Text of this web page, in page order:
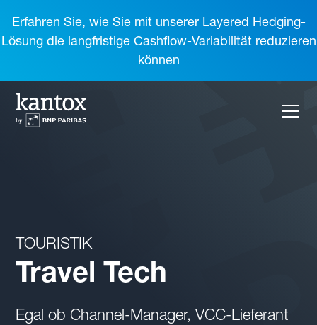
Erfahren Sie, wie Sie mit unserer Layered Hedging-
Lösung die langfristige Cashflow-Variabilität reduzieren
können
TOURISTIK
Travel Tech
Egal ob Channel-Manager, VCC-Lieferant